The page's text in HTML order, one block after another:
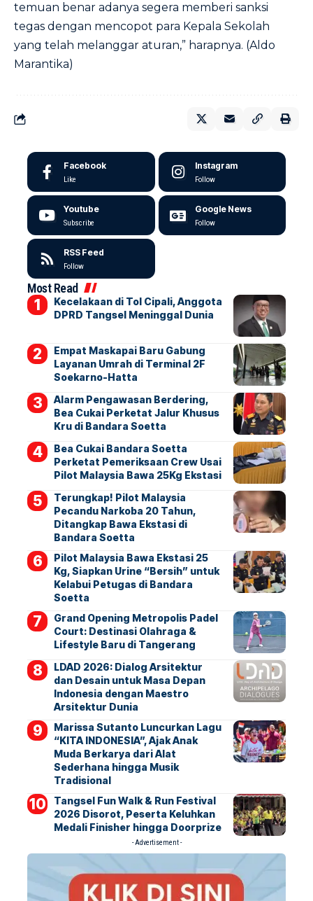
temuan benar adanya segera memberi sanksi
tegas dengan mencopot para Kepala Sekolah
yang telah melanggar aturan,” harapnya. (Aldo
Marantika)
Facebook
Like
Instagram
Follow
Youtube
Subscribe
Google News
Follow
RSS Feed
Follow
Most Read
Kecelakaan di Tol Cipali, Anggota
DPRD Tangsel Meninggal Dunia
Empat Maskapai Baru Gabung
Layanan Umrah di Terminal 2F
Soekarno-Hatta
Alarm Pengawasan Berdering,
Bea Cukai Perketat Jalur Khusus
Kru di Bandara Soetta
Bea Cukai Bandara Soetta
Perketat Pemeriksaan Crew Usai
Pilot Malaysia Bawa 25Kg Ekstasi
Terungkap! Pilot Malaysia
Pecandu Narkoba 20 Tahun,
Ditangkap Bawa Ekstasi di
Bandara Soetta
Pilot Malaysia Bawa Ekstasi 25
Kg, Siapkan Urine “Bersih” untuk
Kelabui Petugas di Bandara
Soetta
Grand Opening Metropolis Padel
Court: Destinasi Olahraga &
Lifestyle Baru di Tangerang
LDAD 2026: Dialog Arsitektur
dan Desain untuk Masa Depan
Indonesia dengan Maestro
Arsitektur Dunia
Marissa Sutanto Luncurkan Lagu
“KITA INDONESIA”, Ajak Anak
Muda Berkarya dari Alat
Sederhana hingga Musik
Tradisional
Tangsel Fun Walk & Run Festival
2026 Disorot, Peserta Keluhkan
Medali Finisher hingga Doorprize
- Advertisement -